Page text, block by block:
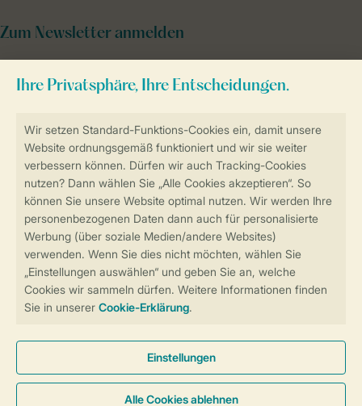
Sicherstellung Deiner Privatsphäre
Sicher und schnell zur Online-Buchung
Sichere Datenübertragung
Sicheres Bezahlen
Zum Newsletter anmelden